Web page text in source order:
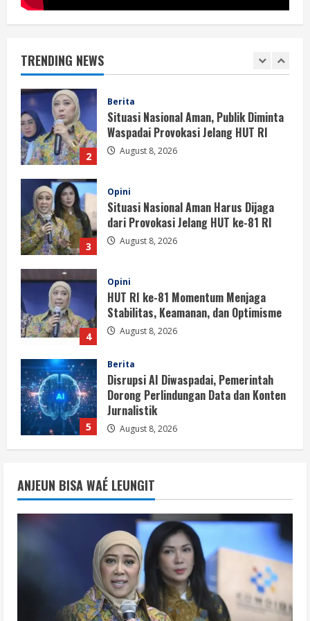
TRENDING NEWS
2
Berita
Situasi Nasional Aman, Publik Diminta
3
Opini
Situasi Nasional Aman Harus Dijaga
dari Provokasi Jelang HUT ke-81 RI
August 8, 2026
4
Opini
HUT RI ke-81 Momentum Menjaga
Stabilitas, Keamanan, dan Optimisme
August 8, 2026
5
Disrupsi AI Diwaspadai, Pemerintah
Dorong Perlindungan Data dan Konten
Jurnalistik
August 8, 2026
1
Perayaan Kemerdekaan Dinilai Harus
Dijaga dengan Persatuan
2
Situasi Nasional Aman, Publik Diminta
Waspadai Provokasi Jelang HUT RI
August 8, 2026
3
Opini
Situasi Nasional Aman Harus Dijaga
dari Provokasi Jelang HUT ke-81 RI
August 8, 2026
ANJEUN BISA WAÉ LEUNGIT